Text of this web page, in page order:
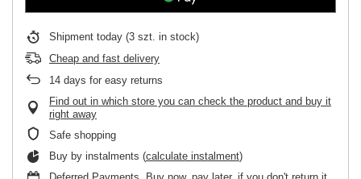
Shipment today (3 szt. in stock)
Cheap and fast delivery
14 days for easy returns
Find out in which store you can check the product and buy it
right away
Safe shopping
Buy by instalments (calculate instalment)